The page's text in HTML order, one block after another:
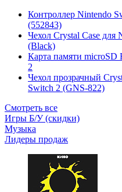
Контроллер Nintendo
(552843)
Чехол Сrystal Сase для
(Black)
Карта памяти microSD
2
Чехол прозрачный
Switch 2 (GNS-822)
Смотреть все
Игры Б/У (скидки)
Музыка
Лидеры продаж